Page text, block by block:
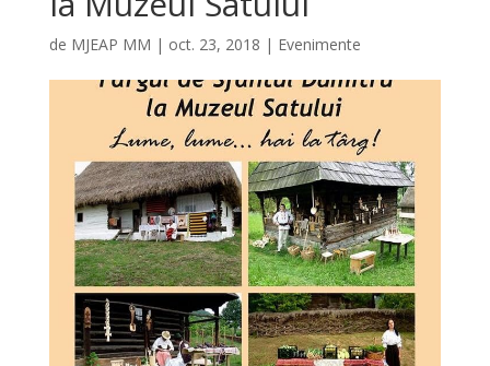
de MJEAP MM | oct. 23, 2018 | Evenimente